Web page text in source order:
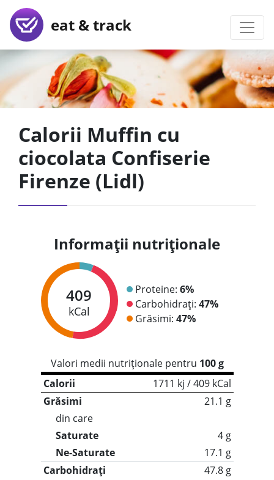
eat & track
Calorii Muffin cu
ciocolata Confiserie
Firenze (Lidl)
Informații nutriționale
409
kCal
Proteine: 6%
Carbohidrați: 47%
Grăsimi: 47%
Valori medii nutriționale pentru 100 g
Calorii
1711 kj / 409 kCal
Grăsimi
21.1 g
din care
Saturate
4 g
Ne-Saturate
17.1 g
Carbohidrați
47.8 g